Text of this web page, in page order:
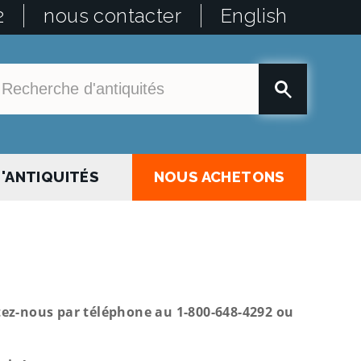
nous contacter English
NOUS ACHETONS
par téléphone au 1-800-648-4292 ou